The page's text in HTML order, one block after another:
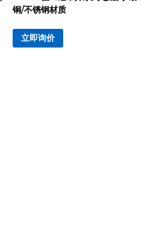
铜/不锈钢材质
立即询价